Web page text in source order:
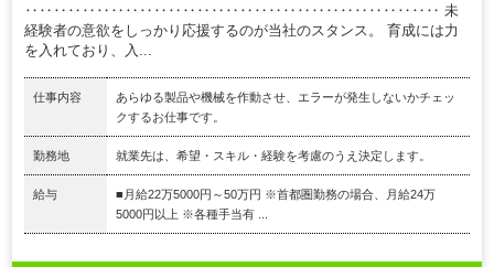
‥‥‥‥‥‥‥‥‥‥‥‥‥‥‥‥‥‥‥‥‥‥‥‥‥‥‥‥‥ 未
経験者の意欲をしっかり応援するのが当社のスタンス。 育成には力
を入れており、入...
仕事内容
あらゆる製品や機械を作動させ、エラーが発生しないかチェッ
クするお仕事です。
勤務地 就業先は、希望・スキル・経験を考慮のうえ決定します。
給与
■月給22万5000円～50万円 ※首都圏勤務の場合、月給24万
5000円以上 ※各種手当有 ...